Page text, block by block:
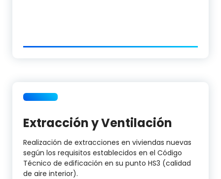
Extracción y Ventilación
Realización de extracciones en viviendas nuevas
según los requisitos establecidos en el Código
Técnico de edificación en su punto HS3 (calidad
de aire interior).